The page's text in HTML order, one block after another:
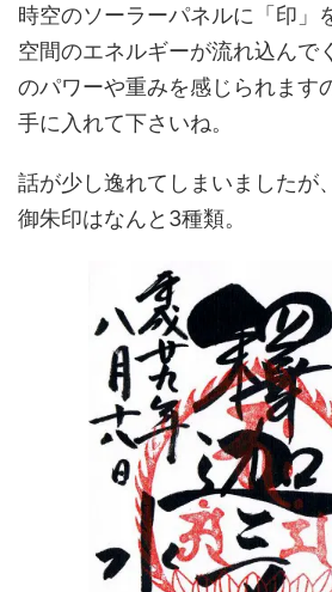
時空のソーラーパネルに「印」
空間のエネルギーが流れ込んで
のパワーや重みを感じられます
手に入れて下さいね。
話が少し逸れてしまいましたが
御朱印はなんと3種類。